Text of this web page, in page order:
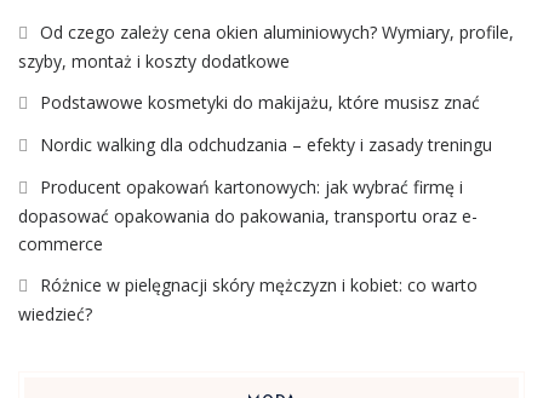
Od czego zależy cena okien aluminiowych? Wymiary, profile,
szyby, montaż i koszty dodatkowe
Podstawowe kosmetyki do makijażu, które musisz znać
Nordic walking dla odchudzania – efekty i zasady treningu
Producent opakowań kartonowych: jak wybrać firmę i
dopasować opakowania do pakowania, transportu oraz e-
commerce
Różnice w pielęgnacji skóry mężczyzn i kobiet: co warto
wiedzieć?